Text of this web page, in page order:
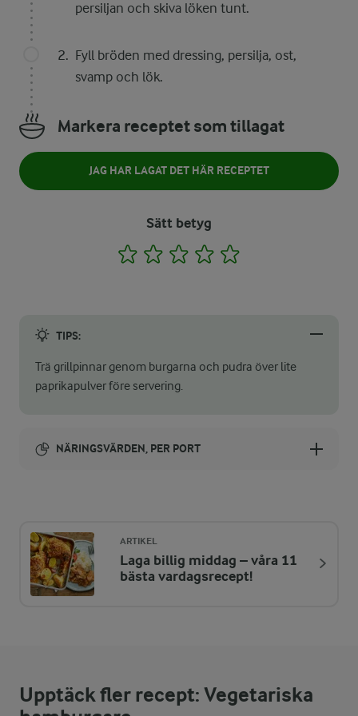
persiljan och skiva löken tunt.
Fyll bröden med dressing, persilja, ost,
svamp och lök.
Markera receptet som tillagat
JAG HAR LAGAT DET HÄR RECEPTET
Sätt betyg
1 2 3 4
TIPS:
Trä grillpinnar genom burgarna och pudra över lite
paprikapulver före servering.
NÄRINGSVÄRDEN, PER PORT
ENERGIDISTRIBUTION %
NÄRINGSVÄRDEN PER PORT
Fett:
55,2 %
30,7 g
ARTIKEL
Laga billig middag – våra 11
bästa vardagsrecept!
Upptäck fler recept: Vegetariska